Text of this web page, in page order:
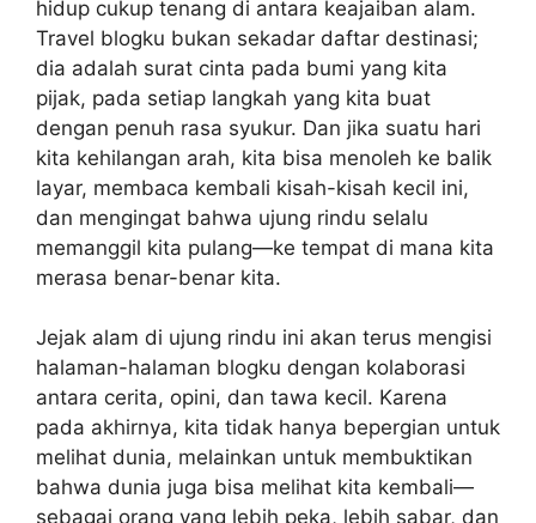
hidup cukup tenang di antara keajaiban alam.
Travel blogku bukan sekadar daftar destinasi;
dia adalah surat cinta pada bumi yang kita
pijak, pada setiap langkah yang kita buat
dengan penuh rasa syukur. Dan jika suatu hari
kita kehilangan arah, kita bisa menoleh ke balik
layar, membaca kembali kisah-kisah kecil ini,
dan mengingat bahwa ujung rindu selalu
memanggil kita pulang—ke tempat di mana kita
merasa benar-benar kita.
Jejak alam di ujung rindu ini akan terus mengisi
halaman-halaman blogku dengan kolaborasi
antara cerita, opini, dan tawa kecil. Karena
pada akhirnya, kita tidak hanya bepergian untuk
melihat dunia, melainkan untuk membuktikan
bahwa dunia juga bisa melihat kita kembali—
sebagai orang yang lebih peka, lebih sabar, dan